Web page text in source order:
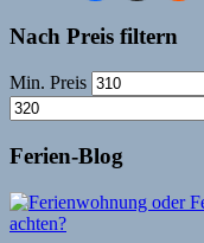
Nach Preis filtern
Min. Preis
Ferien-Blog